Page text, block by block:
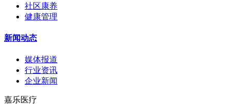
社区康养
健康管理
新闻动态
媒体报道
行业资讯
企业新闻
嘉乐医疗